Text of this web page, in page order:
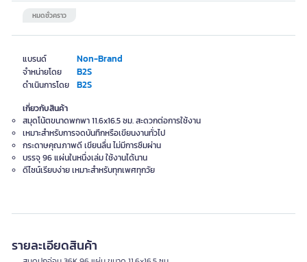
แบรนด์ Non-Brand
จำหน่ายโดย B2S
ดำเนินการโดย B2S
หมดชั่วคราว
เกี่ยวกับสินค้า
สมุดโน้ตขนาดพกพา 11.6x16.5 ซม. สะดวกต่อการใช้งาน
เหมาะสำหรับการจดบันทึกหรือเขียนงานทั่วไป
กระดาษคุณภาพดี เขียนลื่น ไม่มีการซึมผ่าน
บรรจุ 96 แผ่นในหนึ่งเล่ม ใช้งานได้นาน
ดีไซน์เรียบง่าย เหมาะสำหรับทุกเพศทุกวัย
รายละเอียดสินค้า